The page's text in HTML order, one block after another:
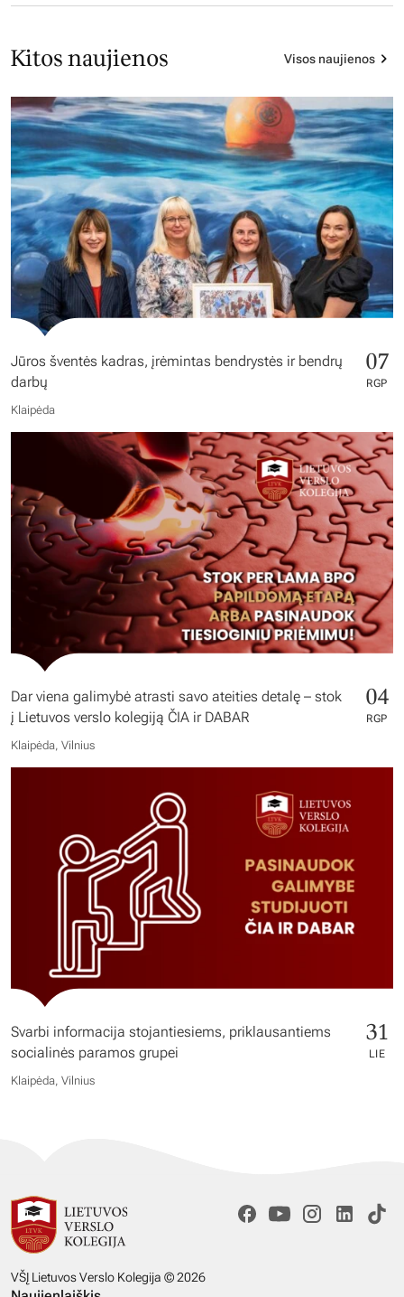
Kitos naujienos Visos naujienos
Jūros šventės kadras, įrėmintas bendrystės ir bendrų
darbų
07
RGP
Klaipėda
Dar viena galimybė atrasti savo ateities detalę – stok
į Lietuvos verslo kolegiją ČIA ir DABAR
04
RGP
Klaipėda, Vilnius
Svarbi informacija stojantiesiems, priklausantiems
socialinės paramos grupei
31
LIE
Klaipėda, Vilnius
VŠĮ Lietuvos Verslo Kolegija © 2026